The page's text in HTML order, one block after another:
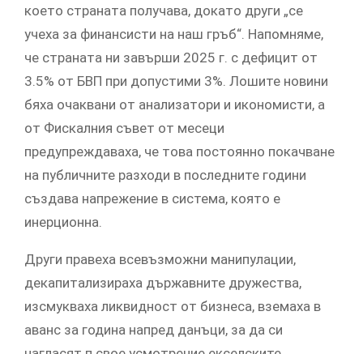
което страната получава, докато други „се
учеха за финансисти на наш гръб“. Напомняме,
че страната ни завърши 2025 г. с дефицит от
3.5% от БВП при допустими 3%. Лошите новини
бяха очаквани от анализатори и икономисти, а
от Фискалния съвет от месеци
предупреждаваха, че това постоянно покачване
на публичните разходи в последните години
създава напрежение в система, която е
инерционна.
Други правеха всевъзможни манипулации,
декапитализираха държавните дружества,
изсмукваха ликвидност от бизнеса, вземаха в
аванс за година напред данъци, за да си